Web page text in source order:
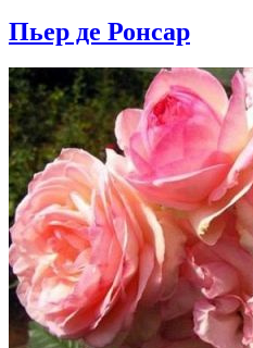
Пьер де Ронсар